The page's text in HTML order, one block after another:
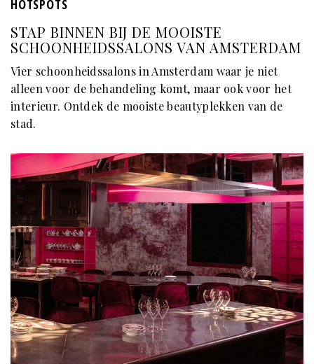
HOTSPOTS
STAP BINNEN BIJ DE MOOISTE
SCHOONHEIDSSALONS VAN AMSTERDAM
Vier schoonheidssalons in Amsterdam waar je niet
alleen voor de behandeling komt, maar ook voor het
interieur. Ontdek de mooiste beautyplekken van de
stad.